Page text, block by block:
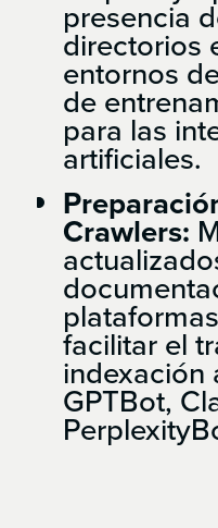
presencia
directorios
entornos
de
para las
artificiales.
Crawlers:
facilitar el
indexación
GPTBot,